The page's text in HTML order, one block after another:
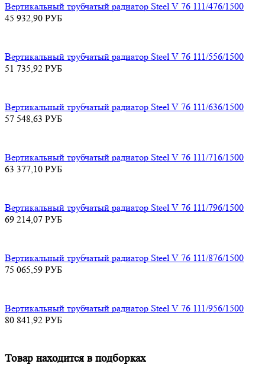
Вертикальный трубчатый радиатор Steel V 76 111/476/1500
45 932,90 РУБ
Вертикальный трубчатый радиатор Steel V 76 111/556/1500
51 735,92 РУБ
Вертикальный трубчатый радиатор Steel V 76 111/636/1500
57 548,63 РУБ
Вертикальный трубчатый радиатор Steel V 76 111/716/1500
63 377,10 РУБ
Вертикальный трубчатый радиатор Steel V 76 111/796/1500
69 214,07 РУБ
Вертикальный трубчатый радиатор Steel V 76 111/876/1500
75 065,59 РУБ
Вертикальный трубчатый радиатор Steel V 76 111/956/1500
80 841,92 РУБ
Товар находится в подборках